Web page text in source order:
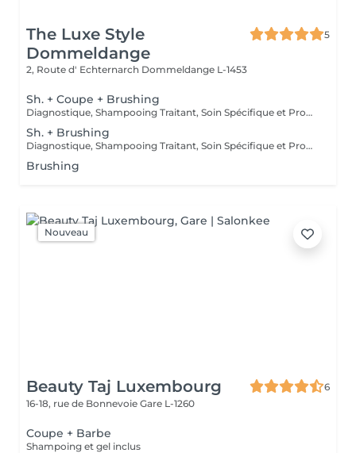
The Luxe Style
Dommeldange
5
2, Route d' Echternarch Dommeldange L-1453
Sh. + Coupe + Brushing
Diagnostique, Shampooing Traitant, Soin Spécifique et Produits Coiffants inclus
Sh. + Brushing
Diagnostique, Shampooing Traitant, Soin Spécifique et Produits Coiffants inclus
Brushing
Nouveau
Beauty Taj Luxembourg
6
16-18, rue de Bonnevoie Gare L-1260
Coupe + Barbe
Shampoing et gel inclus